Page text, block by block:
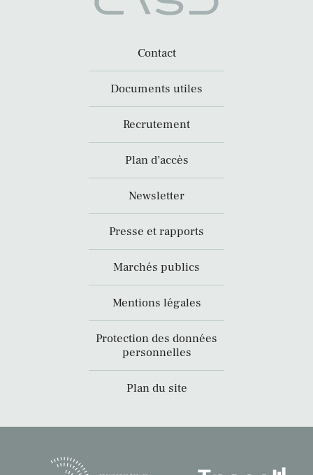
Contact
Documents utiles
Recrutement
Plan d’accès
Newsletter
Presse et rapports
Marchés publics
Mentions légales
Protection des données
personnelles
Plan du site